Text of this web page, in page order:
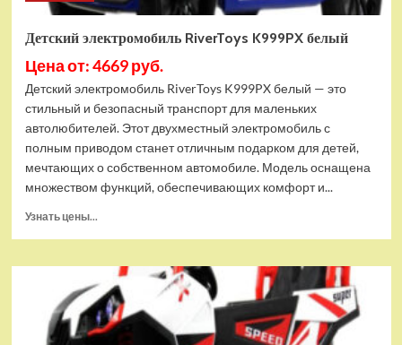
Детский электромобиль RiverToys K999PX белый
Цена от: 4669 руб.
Детский электромобиль RiverToys K999PX белый — это
стильный и безопасный транспорт для маленьких
автолюбителей. Этот двухместный электромобиль с
полным приводом станет отличным подарком для детей,
мечтающих о собственном автомобиле. Модель оснащена
множеством функций, обеспечивающих комфорт и...
Узнать цены...
Детский
электромобиль
RiverToys
K999PX
белый